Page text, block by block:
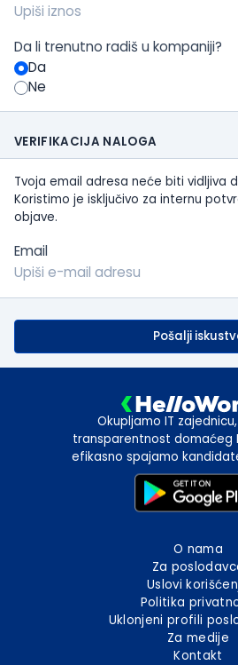
Da li trenutno radiš u kompaniji?
Da
Ne
VERIFIKACIJA NALOGA
Tvoja email adresa neće biti vidljiva
Koristimo je isključivo za internu
objave.
Email
Pošalji
Okupljamo IT
transparentnost domaćeg
efikasno spajamo
O nama
Za
Uslovi
Politika
Uklonjeni profili
Za medije
Kontakt